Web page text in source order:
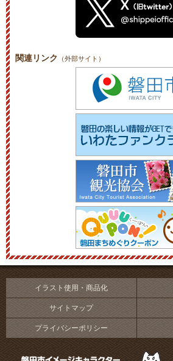
関連リンク （外部サイト）
イラスト使用・商品化
サイトマップ
プライバシーポリシー